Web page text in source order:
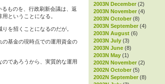
2003N December (2)
2003N November (4)
2003N October (8)
2003N September (4)
2003N August (6)
2003N July (3)
2003N June (8)
2003N May (1)
2002N November (2)
2002N October (5)
2002N September (8)
ものを、行政刷新会議は、返
ということになる。
を招くことになるのだが。
の基金の現時点での運用資金の
であろうから、実質的な運用